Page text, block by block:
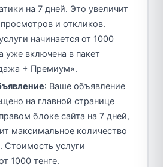
на 7 дней. Это увеличит
и откликов.
начинается от 1000
уже включена в пакет
+ Премиум».
: Ваше объявление
на главной странице
блоке сайта на 7 дней,
максимальное количество
Стоимость услуги
1000 тенге.